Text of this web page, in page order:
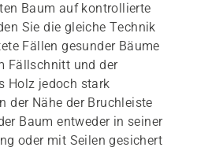
Baum auf kontrollierte
Sie die gleiche Technik
Fällen gesunder Bäume
Fällschnitt und der
Holz jedoch stark
der Nähe der Bruchleiste
Baum entweder in seiner
oder mit Seilen gesichert